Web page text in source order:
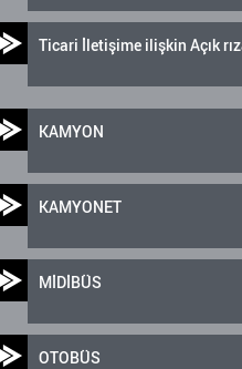
Ticari İletişime ilişkin Açık
KAMYON
KAMYONET
MİDİBÜS
OTOBÜS